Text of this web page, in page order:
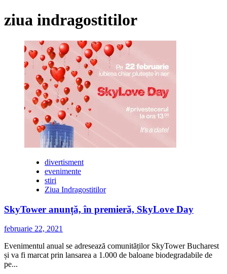
ziua indragostitilor
divertisment
evenimente
stiri
Ziua Indragostitilor
SkyTower anunță, în premieră, SkyLove Day
februarie 22, 2021
Evenimentul anual se adresează comunităților SkyTower Bucharest
și va fi marcat prin lansarea a 1.000 de baloane biodegradabile de
pe...